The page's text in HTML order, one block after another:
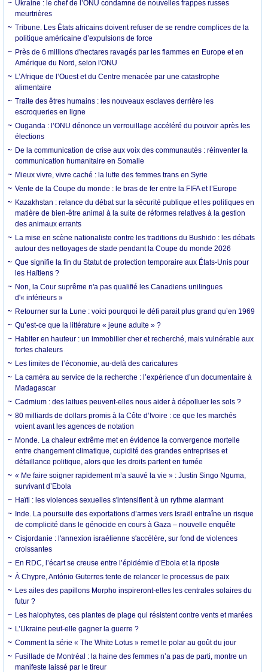
Ukraine : le chef de l’ONU condamne de nouvelles frappes russes
meurtrières
Tribune. Les États africains doivent refuser de se rendre complices de la
politique américaine d’expulsions de force
Près de 6 millions d'hectares ravagés par les flammes en Europe et en
Amérique du Nord, selon l'ONU
L’Afrique de l’Ouest et du Centre menacée par une catastrophe
alimentaire
Traite des êtres humains : les nouveaux esclaves derrière les
escroqueries en ligne
Ouganda : l’ONU dénonce un verrouillage accéléré du pouvoir après les
élections
De la communication de crise aux voix des communautés : réinventer la
communication humanitaire en Somalie
Mieux vivre, vivre caché : la lutte des femmes trans en Syrie
Vente de la Coupe du monde : le bras de fer entre la FIFA et l’Europe
Kazakhstan : relance du débat sur la sécurité publique et les politiques en
matière de bien-être animal à la suite de réformes relatives à la gestion
des animaux errants
La mise en scène nationaliste contre les traditions du Bushido : les débats
autour des nettoyages de stade pendant la Coupe du monde 2026
Que signifie la fin du Statut de protection temporaire aux États-Unis pour
les Haïtiens ?
Non, la Cour suprême n'a pas qualifié les Canadiens unilingues
d'« inférieurs »
Retourner sur la Lune : voici pourquoi le défi parait plus grand qu’en 1969
Qu’est-ce que la littérature « jeune adulte » ?
Habiter en hauteur : un immobilier cher et recherché, mais vulnérable aux
fortes chaleurs
Les limites de l’économie, au-delà des caricatures
La caméra au service de la recherche : l’expérience d’un documentaire à
Madagascar
Cadmium : des laitues peuvent-elles nous aider à dépolluer les sols ?
80 milliards de dollars promis à la Côte d’Ivoire : ce que les marchés
voient avant les agences de notation
Monde. La chaleur extrême met en évidence la convergence mortelle
entre changement climatique, cupidité des grandes entreprises et
défaillance politique, alors que les droits partent en fumée
« Me faire soigner rapidement m’a sauvé la vie » : Justin Singo Nguma,
survivant d’Ebola
Haïti : les violences sexuelles s'intensifient à un rythme alarmant
Inde. La poursuite des exportations d’armes vers Israël entraîne un risque
de complicité dans le génocide en cours à Gaza – nouvelle enquête
Cisjordanie : l'annexion israélienne s'accélère, sur fond de violences
croissantes
En RDC, l’écart se creuse entre l’épidémie d’Ebola et la riposte
À Chypre, António Guterres tente de relancer le processus de paix
Les ailes des papillons Morpho inspireront-elles les centrales solaires du
futur ?
Les halophytes, ces plantes de plage qui résistent contre vents et marées
L’Ukraine peut-elle gagner la guerre ?
Comment la série « The White Lotus » remet le polar au goût du jour
Fusillade de Montréal : la haine des femmes n’a pas de parti, montre un
manifeste laissé par le tireur